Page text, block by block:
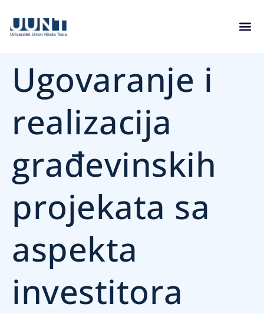
Ugovaranje i
realizacija
građevinskih
projekata sa
aspekta
investitora